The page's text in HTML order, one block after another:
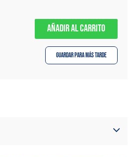
AÑADIR AL CARRITO
Guardar para más tarde